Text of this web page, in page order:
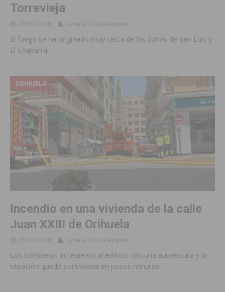
Torrevieja
29/07/2026 Lorena Costa Arques
El fuego se ha originado muy cerca de las zonas de San Luis y
El Chaparral
ORIHUELA
Incendio en una vivienda de la calle
Juan XXIII de Orihuela
28/07/2026 Lorena Costa Arques
Los bomberos accedieron al edificio con una autoescala y la
situación quedó controlada en pocos minutos